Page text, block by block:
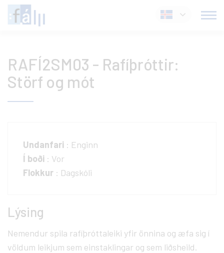
Fara
í
Íslenska
RAFÍ2SM03 - Rafíþróttir:
Störf og mót
Undanfari : Enginn
Í boði : Vor
Flokkur : Dagskóli
Lýsing
Nemendur spila rafíþróttaleiki yfir önnina og æfa sig í
völdum leikjum sem einstaklingar og sem liðsheild.